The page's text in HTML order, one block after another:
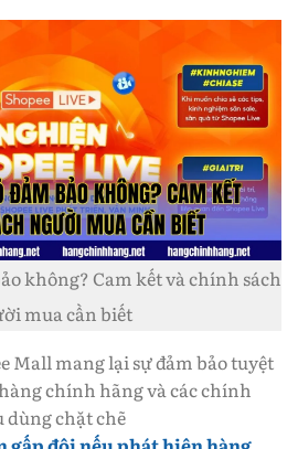
không? Cam kết và chính sách
mua cần biết
Mall mang lại sự đảm bảo tuyệt
chính hãng và các chính
dùng chặt chẽ